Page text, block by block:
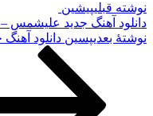
نوشته قبلیپیشین
دانلود آهنگ جدید علیشمس –
نوشته‌ٔ بعدیپسین دانلود